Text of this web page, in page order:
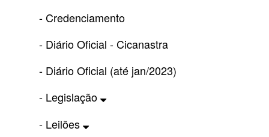
- Credenciamento
- Diário Oficial - Cicanastra
- Diário Oficial (até jan/2023)
- Legislação
- Leilões